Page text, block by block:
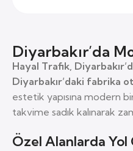
Diyarbakır’da
Hayal Trafik,
Diyarbakır’daki fabrika
estetik yapısına modern
takvime sadık kalınarak
Özel Alanlarda Yol